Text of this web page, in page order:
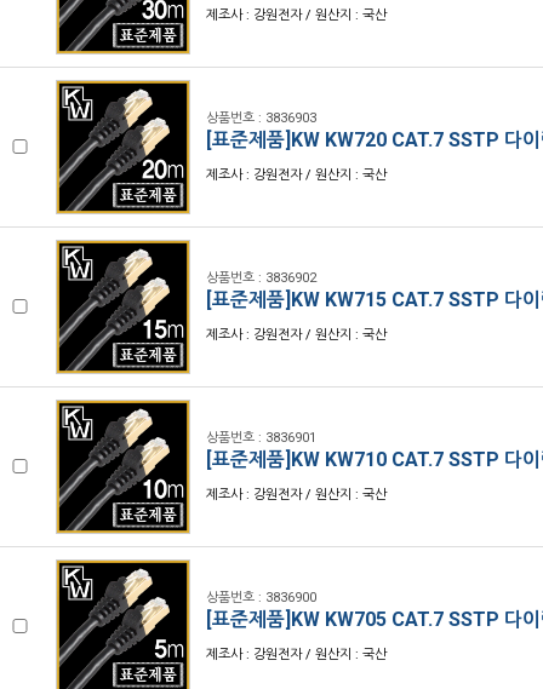
제조사 : 강원전자 / 원산지 : 국산
상품번호 : 3836903
[표준제품]KW KW720 CAT.7 SSTP 다
제조사 : 강원전자 / 원산지 : 국산
상품번호 : 3836902
[표준제품]KW KW715 CAT.7 SSTP 다
제조사 : 강원전자 / 원산지 : 국산
상품번호 : 3836901
[표준제품]KW KW710 CAT.7 SSTP 다
제조사 : 강원전자 / 원산지 : 국산
상품번호 : 3836900
[표준제품]KW KW705 CAT.7 SSTP 다
제조사 : 강원전자 / 원산지 : 국산